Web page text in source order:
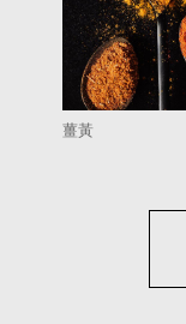
薑黃